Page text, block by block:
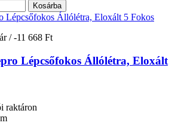
Kosárba
/ -11 668 Ft
Lépcsőfokos Állólétra, Eloxált
raktáron